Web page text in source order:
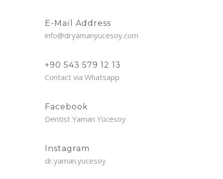
E-Mail Address
info@dryamanyucesoy.com
+90 543 579 12 13
Contact via Whatsapp
Facebook
Dentist Yaman Yücesoy
Instagram
dr.yaman.yucesoy